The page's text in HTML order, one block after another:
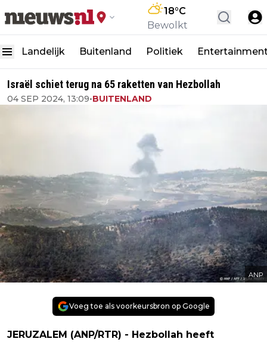
18°C
Bewolkt
Landelijk Buitenland Politiek
Israël schiet terug na 65 raketten van Hezbollah
04 SEP 2024, 13:09•BUITENLAND
ANP
Voeg toe als voorkeursbron op Google
JERUZALEM (ANP/RTR) - Hezbollah heeft